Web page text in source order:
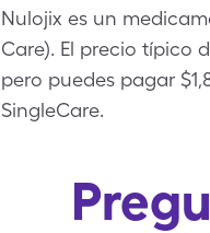
Nulojix es un
Care). El precio típico
pero puedes pagar
SingleCare.